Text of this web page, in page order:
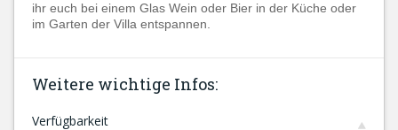
ihr euch bei einem Glas Wein oder Bier in der Küche oder
im Garten der Villa entspannen.
Weitere wichtige Infos:
Verfügbarkeit